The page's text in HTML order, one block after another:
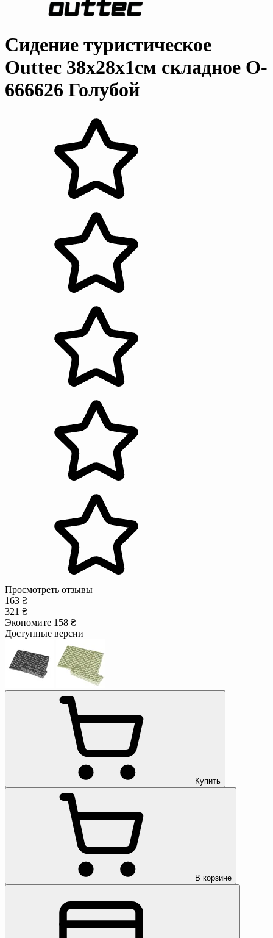
Сидение туристическое
Outtec 38x28x1см складное O-
666626 Голубой
Просмотреть отзывы
163 ₴
321 ₴
Экономите 158 ₴
Доступные версии
Купить
В корзине